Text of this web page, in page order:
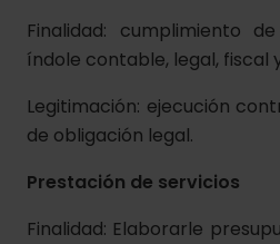
Finalidad: cumplimiento
índole contable, legal, fiscal
Legitimación: ejecución
de obligación legal.
Prestación de servicios
Finalidad: Elaborarle